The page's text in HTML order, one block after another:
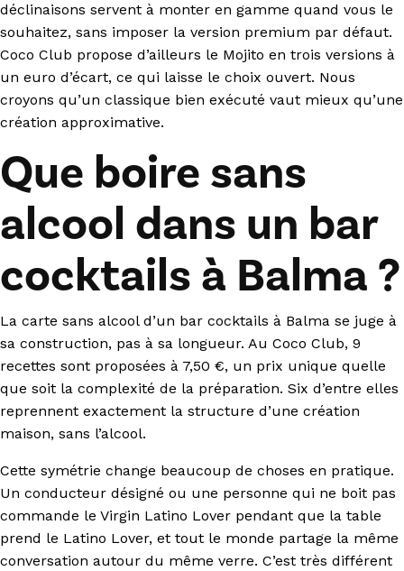
déclinaisons servent à monter en gamme quand vous le
souhaitez, sans imposer la version premium par défaut.
Coco Club propose d’ailleurs le Mojito en trois versions à
un euro d’écart, ce qui laisse le choix ouvert. Nous
croyons qu’un classique bien exécuté vaut mieux qu’une
création approximative.
Que boire sans
alcool dans un bar
cocktails à Balma ?
La carte sans alcool d’un bar cocktails à Balma se juge à
sa construction, pas à sa longueur. Au Coco Club, 9
recettes sont proposées à 7,50 €, un prix unique quelle
que soit la complexité de la préparation. Six d’entre elles
reprennent exactement la structure d’une création
maison, sans l’alcool.
Cette symétrie change beaucoup de choses en pratique.
Un conducteur désigné ou une personne qui ne boit pas
commande le Virgin Latino Lover pendant que la table
prend le Latino Lover, et tout le monde partage la même
conversation autour du même verre. C’est très différent